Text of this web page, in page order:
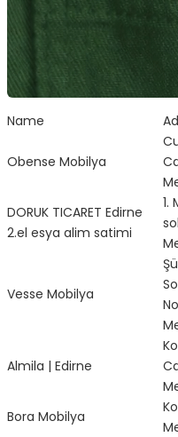
Name
Obense Mobilya
DORUK TICARET Edirne
2.el esya alim satimi
1.
Vesse Mobilya
Almila | Edirne
Bora Mobilya